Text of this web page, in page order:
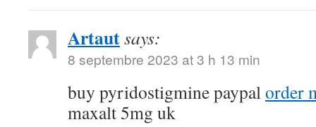
Artautsays:
8 septembre 2023 at 3 h 13 min
buy pyridostigmine paypalorder
maxalt 5mg uk